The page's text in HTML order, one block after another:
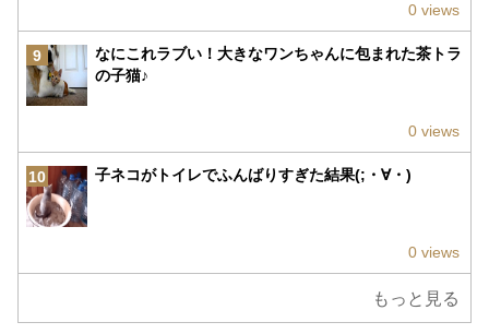
0 views
9
なにこれラブい！大きなワンちゃんに包まれた茶トラ
の子猫♪
0 views
10 子ネコがトイレでふんばりすぎた結果(;・∀・)
0 views
もっと見る